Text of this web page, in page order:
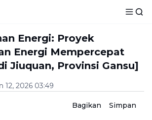
Energi: Proyek
Energi Mempercepat
Jiuquan, Provinsi Gansu]
12, 2026 03:49
Bagikan Simpan